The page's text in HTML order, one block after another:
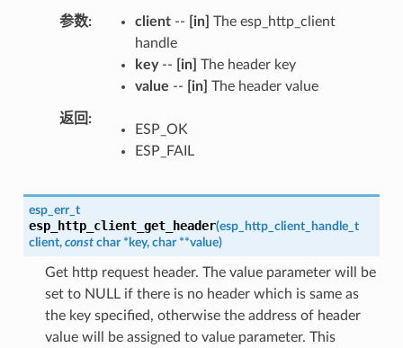
参数 client-- [in] The esp_http_client
handle
key-- [in] The header key
value -- [in] The header value
返回
ESP_OK
ESP_FAIL
esp_err_t
esp_http_client_get_header(esp_http_client_handle_t
client, const char * key, char **value)
Get http request header. The value parameter will be
set to NULL if there is no header which is same as
the key specified, otherwise the address of header
value will be assigned to value parameter. This